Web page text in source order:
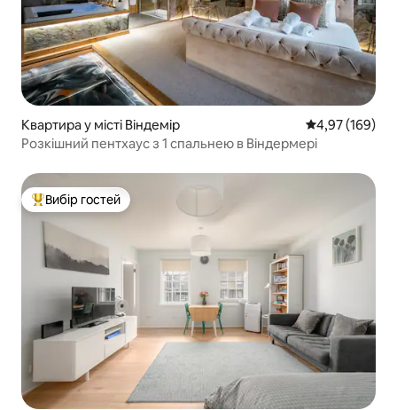
Квартира у місті Віндемір Середня
4,97 (169)
Розкішний пентхаус з 1 спальнею в Віндермері
Топ вибір гостей
Вибір гостей